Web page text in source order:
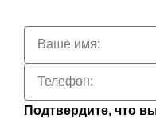
Подтвердите, что